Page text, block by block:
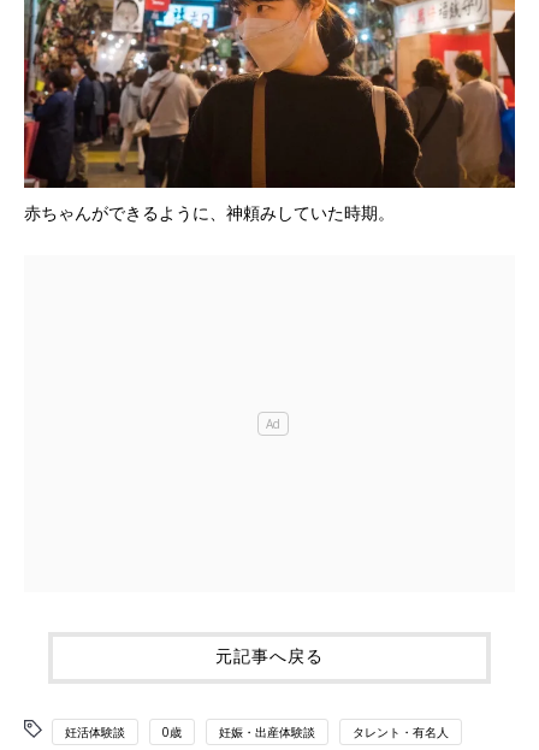
赤ちゃんができるように、神頼みしていた時期。
元記事へ戻る
妊活体験談 0歳 妊娠・出産体験談 タレント・有名人